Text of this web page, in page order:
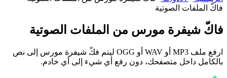
فاكّ الملفات الصوتية
فاكّ شيفرة مورس من الملفات الصوتية
ارفع ملف MP3 أو WAV أو OGG ليتم فكّ شيفرة مورس إلى نص
بالكامل داخل متصفحك، دون رفع أي شيء إلى أي خادم.